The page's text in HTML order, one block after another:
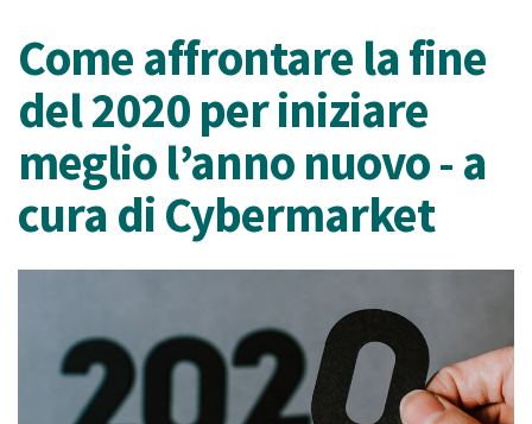
Come affrontare la fine
del 2020 per iniziare
meglio l’anno nuovo - a
cura di Cybermarket